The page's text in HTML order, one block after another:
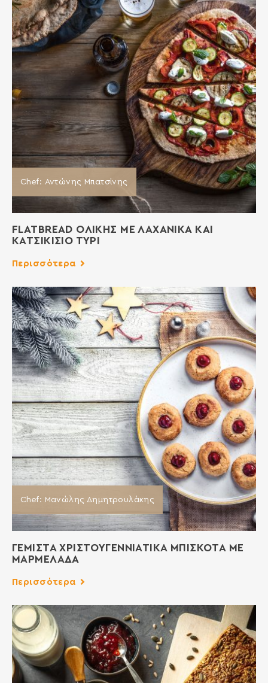
Chef: Αντώνης Μπατσίνης
FLATBREAD ΟΛΙΚΗΣ ΜΕ ΛΑΧΑΝΙΚΑ ΚΑΙ
ΚΑΤΣΙΚΙΣΙΟ ΤΥΡΙ
Περισσότερα
Chef: Μανώλης Δημητρουλάκης
ΓΕΜΙΣΤΑ ΧΡΙΣΤΟΥΓΕΝΝΙΑΤΙΚΑ ΜΠΙΣΚΟΤΑ ΜΕ
ΜΑΡΜΕΛΑΔΑ
Περισσότερα